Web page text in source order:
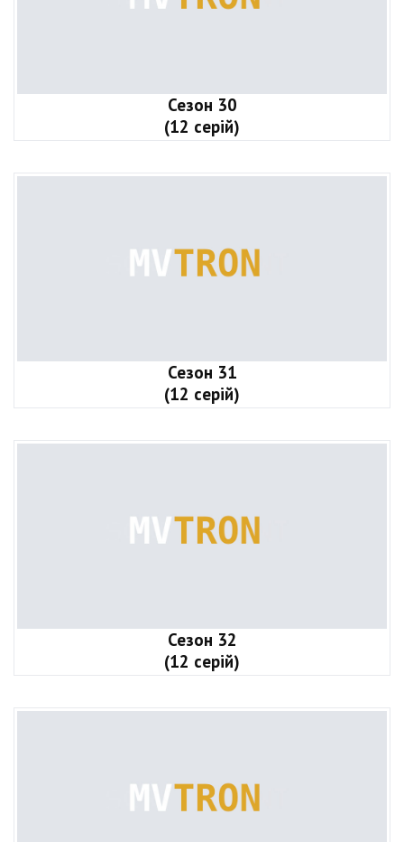
Сезон 30
(12 серій)
Сезон 31
(12 серій)
Сезон 32
(12 серій)